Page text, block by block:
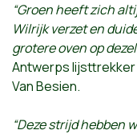
“Groen heeft zich
Wilrijk verzet en
grotere oven op
Antwerps lijsttrekker
Van Besien.
“Deze strijd hebben